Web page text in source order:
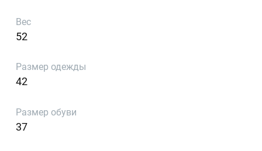
Вес
52
Размер одежды
42
Размер обуви
37